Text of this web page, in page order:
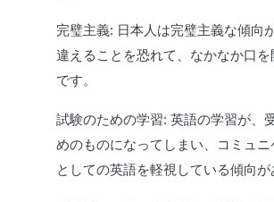
完璧主義: 日本人は完璧主義な傾向
違えることを恐れて、なかなか口
です。
試験のための学習: 英語の学習が、
めのものになってしまい、コミュ
としての英語を軽視している傾向が